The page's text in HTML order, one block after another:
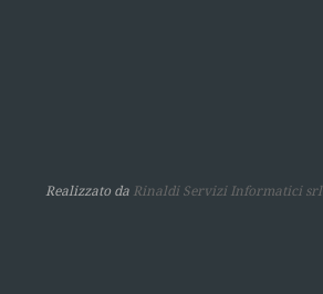
Realizzato da Rinaldi Servizi Informatici srl